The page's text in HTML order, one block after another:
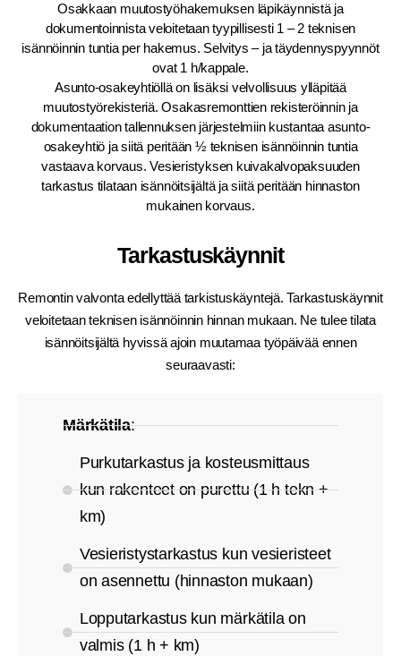
Osakkaan muutostyöhakemuksen läpikäynnistä ja
dokumentoinnista veloitetaan tyypillisesti 1 – 2 teknisen
isännöinnin tuntia per hakemus. Selvitys – ja täydennyspyynnöt
ovat 1 h/kappale.
Asunto-osakeyhtiöllä on lisäksi velvollisuus ylläpitää
muutostyörekisteriä. Osakasremonttien rekisteröinnin ja
dokumentaation tallennuksen järjestelmiin kustantaa asunto-
osakeyhtiö ja siitä peritään ½ teknisen isännöinnin tuntia
vastaava korvaus. Vesieristyksen kuivakalvopaksuuden
tarkastus tilataan isännöitsijältä ja siitä peritään hinnaston
mukainen korvaus.
Tarkastuskäynnit
Remontin valvonta edellyttää tarkistuskäyntejä. Tarkastuskäynnit
veloitetaan teknisen isännöinnin hinnan mukaan. Ne tulee tilata
isännöitsijältä hyvissä ajoin muutamaa työpäivää ennen
seuraavasti:
Märkätila:
Purkutarkastus ja kosteusmittaus
kun rakenteet on purettu (1 h tekn +
km)
Vesieristystarkastus kun vesieristeet
on asennettu (hinnaston mukaan)
Lopputarkastus kun märkätila on
valmis (1 h + km)